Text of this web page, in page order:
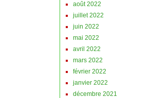
août 2022
juillet 2022
juin 2022
mai 2022
avril 2022
mars 2022
février 2022
janvier 2022
décembre 2021